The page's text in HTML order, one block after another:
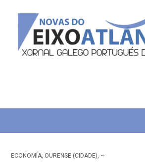
ECONOMÍA, OURENSE (CIDADE), ~